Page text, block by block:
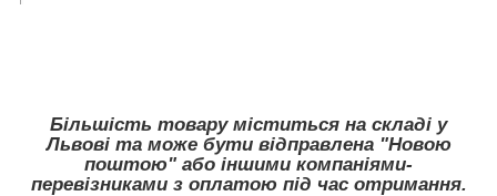
Більшість товару міститься на складі у
Львові та може бути відправлена "Новою
поштою" або іншими компаніями-
перевізниками з оплатою під час отримання.